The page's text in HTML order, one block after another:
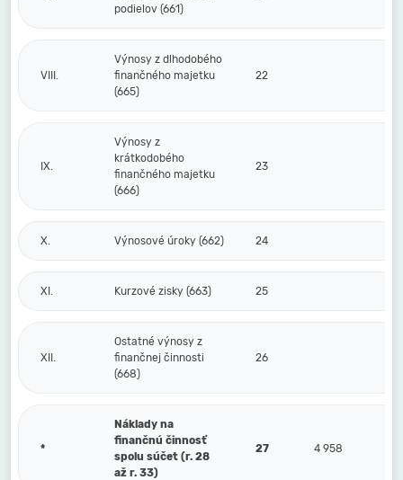
podielov (661)
VIII.
Výnosy z dlhodobého
finančného majetku
(665)
22
IX.
Výnosy z
krátkodobého
finančného majetku
(666)
23
X. Výnosové úroky (662) 24
XI. Kurzové zisky (663) 25
XII.
Ostatné výnosy z
finančnej činnosti
(668)
26
*
Náklady na
finančnú činnosť
spolu súčet (r. 28
až r. 33)
27 4 958